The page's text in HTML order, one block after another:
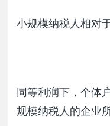
小规模纳税人相对
同等利润下，个体
规模纳税人的企业